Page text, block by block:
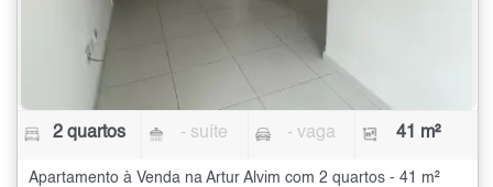
2 quartos - suíte - vaga 41 m²
Apartamento à Venda na Artur Alvim com 2 quartos - 41 m²